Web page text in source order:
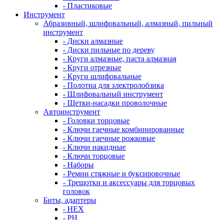
- Пластиковые
Инструмент
Абразивный, шлифовальный, алмазный, пильный
инструмент
- Диски алмазные
- Диски пильные по дереву
- Круги алмазные, паста алмазная
- Круги отрезные
- Круги шлифовальные
- Полотна для электролобзика
- Шлифовальный инструмент
- Щетки-насадки проволочные
Автоинструмент
- Головки торцовые
- Ключи гаечные комбинированные
- Ключи гаечные рожковые
- Ключи накидные
- Ключи торцовые
- Наборы
- Ремни стяжные и буксировочные
- Трещотки и аксессуары для торцовых
головок
Биты, адаптеры
- HEX
- PH